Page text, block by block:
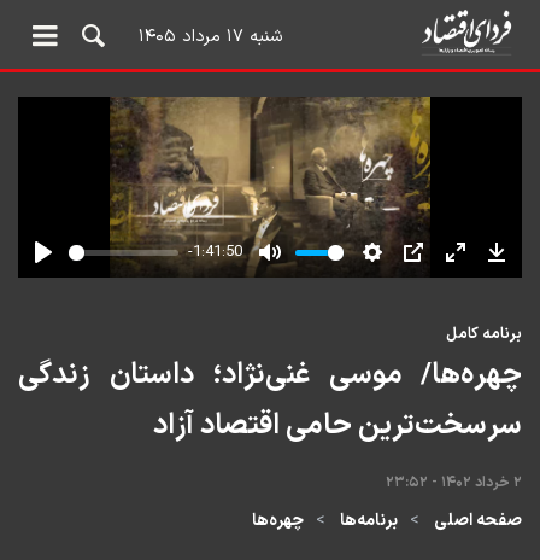
شنبه ۱۷ مرداد ۱۴۰۵
برنامه کامل
چهره‌ها/ موسی غنی‌نژاد؛ داستان زندگی
سرسخت‌ترین حامی اقتصاد آزاد
۲ خرداد ۱۴۰۲ - ۲۳:۵۲
صفحه اصلی برنامه‌ها چهره‌ها